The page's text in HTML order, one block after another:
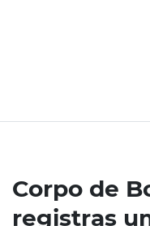
Corpo de
registras